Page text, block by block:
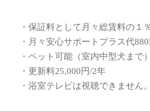
・保証料として月々総賃料の１
・月々安心サポートプラス代880
・ペット可能（室内中型犬まで）
・更新料25,000円/2年
・浴室テレビは視聴できません。